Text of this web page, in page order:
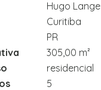
Hugo Lange
Curitiba
PR
305,00 m²
residencial
5